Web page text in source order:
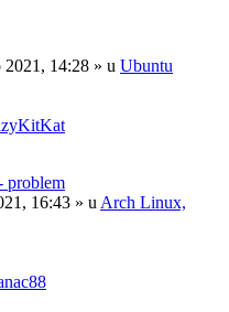
2021, 14:28 » u Ubuntu
problem
16:43 » u Arch Linux,